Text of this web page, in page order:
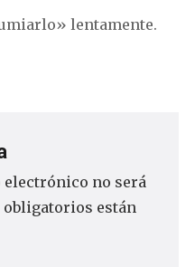
lentamente.
no será
obligatorios están